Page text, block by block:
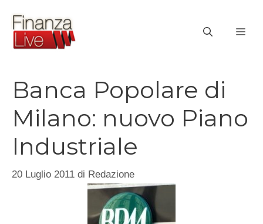
contenuto
Banca Popolare di
Milano: nuovo Piano
Industriale
20 Luglio 2011 di Redazione